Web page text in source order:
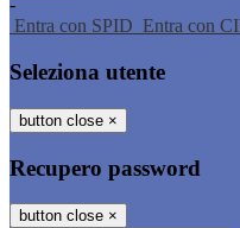
-
Entra con SPID Entra con
Seleziona utente
button close ×
Recupero password
button close ×